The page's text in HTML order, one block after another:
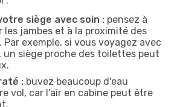
siège avec soin : pensez à
les jambes et à la proximité des
Par exemple, si vous voyagez avec
un siège proche des toilettes peut
: buvez beaucoup d'eau
vol, car l'air en cabine peut être